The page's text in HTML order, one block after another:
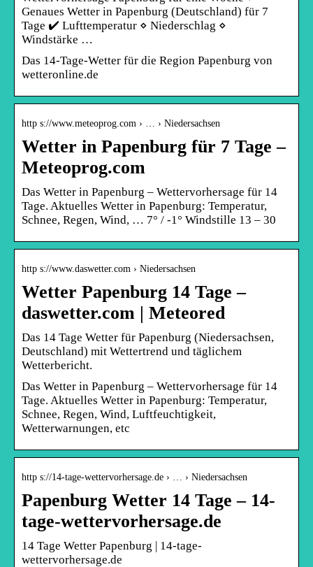
Genaues Wetter in Papenburg (Deutschland) für 7
Tage ✔️ Lufttemperatur ⋄ Niederschlag ⋄
Windstärke …
Das 14-Tage-Wetter für die Region Papenburg von
wetteronline.de
http s://www.meteoprog.com › … › Niedersachsen
Wetter in Papenburg für 7 Tage –
Meteoprog.com
Das Wetter in Papenburg – Wettervorhersage für 14
Tage. Aktuelles Wetter in Papenburg: Temperatur,
Schnee, Regen, Wind, … 7° / -1° Windstille 13 – 30
http s://www.daswetter.com › Niedersachsen
Wetter Papenburg 14 Tage –
daswetter.com | Meteored
Das 14 Tage Wetter für Papenburg (Niedersachsen,
Deutschland) mit Wettertrend und täglichem
Wetterbericht.
Das Wetter in Papenburg – Wettervorhersage für 14
Tage. Aktuelles Wetter in Papenburg: Temperatur,
Schnee, Regen, Wind, Luftfeuchtigkeit,
Wetterwarnungen, etc
http s://14-tage-wettervorhersage.de › … › Niedersachsen
Papenburg Wetter 14 Tage – 14-
tage-wettervorhersage.de
14 Tage Wetter Papenburg | 14-tage-
wettervorhersage.de